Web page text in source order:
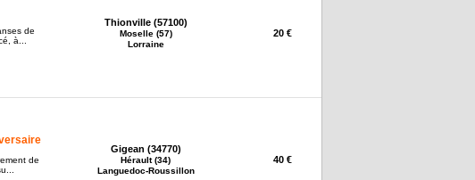
de
à...
Thionville (57100)
Moselle (57)
Lorraine
20 €
de
Gigean (34770)
Hérault (34)
Languedoc-Roussillon
40 €